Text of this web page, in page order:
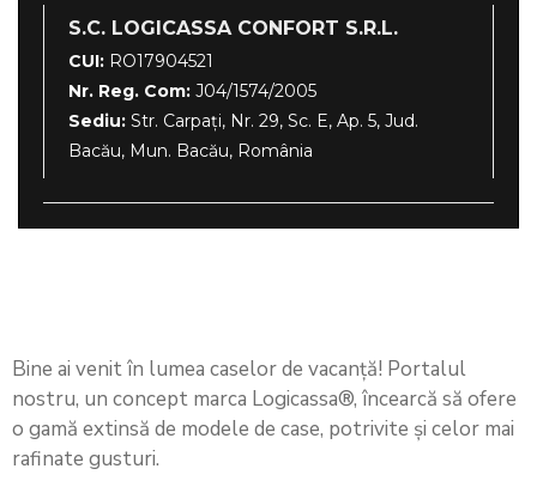
S.C. LOGICASSA CONFORT S.R.L.
CUI: RO17904521
Nr. Reg. Com: J04/1574/2005
Sediu: Str. Carpați, Nr. 29, Sc. E, Ap. 5, Jud.
Bacău, Mun. Bacău, România
Bine ai venit în lumea caselor de vacanță! Portalul
nostru, un concept marca Logicassa®, încearcă să ofere
o gamă extinsă de modele de case, potrivite și celor mai
rafinate gusturi.